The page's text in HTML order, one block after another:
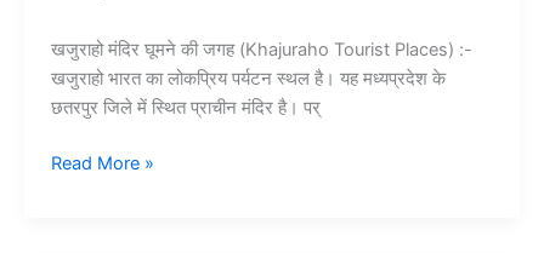
Places
खजुराहो मंदिर घूमने की जगह (Khajuraho Tourist Places) :-
खजुराहो भारत का लोकप्रिय पर्यटन स्‍थल है। यह मध्‍यप्रदेश के
छतरपुर जिले में स्थित प्राचीन मंदिर है। पर्
खजुराहो
Read More »